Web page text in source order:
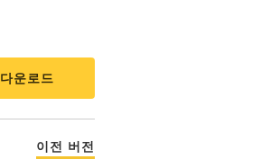
다운로드
이전 버전